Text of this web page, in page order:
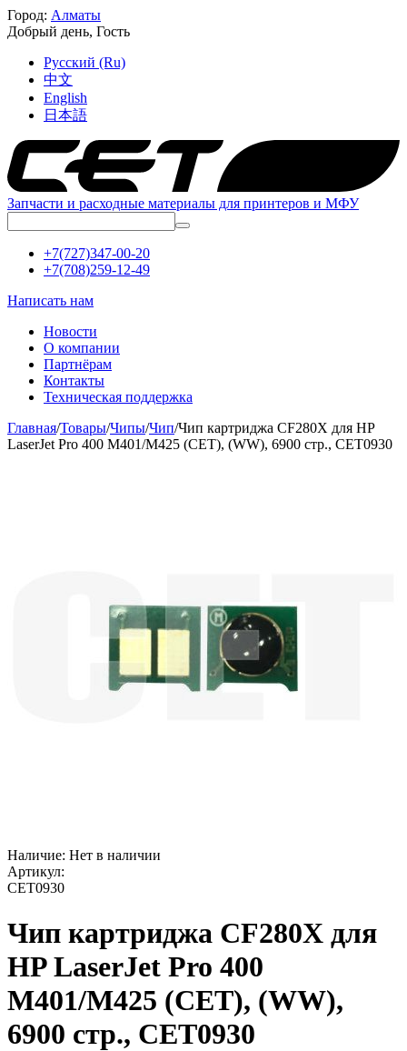
Город: Алматы
Добрый день, Гость
Русский (Ru)
中文
English
日本語
Запчасти и расходные материалы для принтеров и МФУ
+7(727)347-00-20
+7(708)259-12-49
Написать нам
Новости
О компании
Партнёрам
Контакты
Техническая поддержка
Главная/Товары/Чипы/Чип/Чип картриджа CF280X для HP
LaserJet Pro 400 M401/M425 (CET), (WW), 6900 стр., CET0930
Наличие: Нет в наличии
Артикул:
CET0930
Чип картриджа CF280X для
HP LaserJet Pro 400
M401/M425 (CET), (WW),
6900 стр., CET0930